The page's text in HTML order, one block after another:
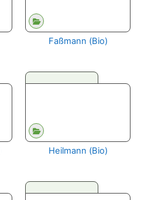
Faßmann (Bio)
Heilmann (Bio)